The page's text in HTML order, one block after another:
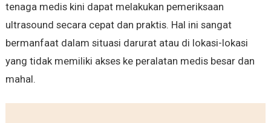
tenaga medis kini dapat melakukan pemeriksaan
ultrasound secara cepat dan praktis. Hal ini sangat
bermanfaat dalam situasi darurat atau di lokasi-lokasi
yang tidak memiliki akses ke peralatan medis besar dan
mahal.